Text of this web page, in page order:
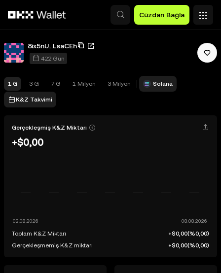
Cüzdan Bağla
8ix5nU...LsaCEh
422 Gün
1 G 3 G 7 G 1 Milyon 3 Milyon Solana
K&Z Takvimi
Gerçekleşmiş K&Z Miktarı
+$0,00
Toplam K&Z Miktarı +$0,00(%0,00)
Gerçekleşmemiş K&Z miktarı
+$0,00(%0,00)